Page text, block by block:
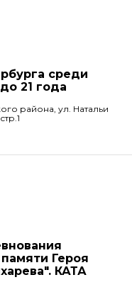
среди
21 года
района, ул. Натальи
Героя
КАТА